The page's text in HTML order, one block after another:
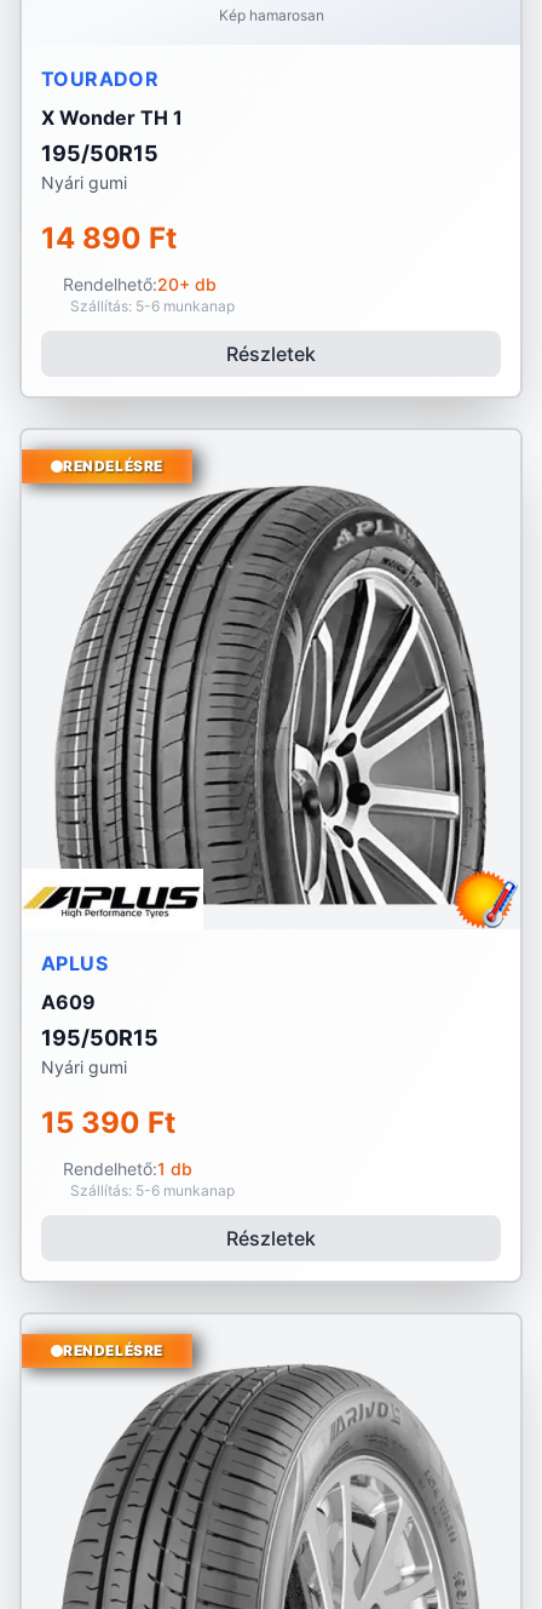
Kép hamarosan
TOURADOR
X Wonder TH 1
195/50R15
Nyári gumi
14 890 Ft
Rendelhető:20+ db
Szállítás: 5-6 munkanap
Részletek
RENDELÉSRE
APLUS
A609
195/50R15
Nyári gumi
15 390 Ft
Rendelhető:1 db
Szállítás: 5-6 munkanap
Részletek
RENDELÉSRE